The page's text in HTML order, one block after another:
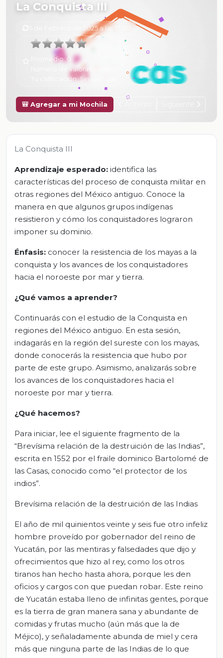
La Conquista III
6 de Febrero de 2025 a las 17:00
Promedio:0
Número de valoraciones:
Tu calificación:Sin calificar
🎒 Agregar a mi Mochila
La Conquista III
Aprendizaje esperado: identifica las
características del proceso de conquista militar en
otras regiones del México antiguo. Conoce la
manera en que algunos grupos indígenas
resistieron y cómo los conquistadores lograron
imponer su dominio.
Énfasis: conocer la resistencia de los mayas a la
conquista y los avances de los conquistadores
hacia el noroeste por mar y tierra.
¿Qué vamos a aprender?
Continuarás con el estudio de la Conquista en
regiones del México antiguo. En esta sesión,
indagarás en la región del sureste con los mayas,
donde conocerás la resistencia que hubo por
parte de este grupo. Asimismo, analizarás sobre
los avances de los conquistadores hacia el
noroeste por mar y tierra.
¿Qué hacemos?
Para iniciar, lee el siguiente fragmento de la
“Brevísima relación de la destruición de las Indias”,
escrita en 1552 por el fraile dominico Bartolomé de
las Casas, conocido como “el protector de los
indios”.
Brevísima relación de la destruición de las Indias
El año de mil quinientos veinte y seis fue otro infeliz
hombre proveído por gobernador del reino de
Yucatán, por las mentiras y falsedades que dijo y
ofrecimientos que hizo al rey, como los otros
tiranos han hecho hasta ahora, porque les den
oficios y cargos con que puedan robar. Este reino
de Yucatán estaba lleno de infinitas gentes, porque
es la tierra de gran manera sana y abundante de
comidas y frutas mucho (aún más que la de
Méjico), y señaladamente abunda de miel y cera
más que ninguna parte de las Indias de lo que